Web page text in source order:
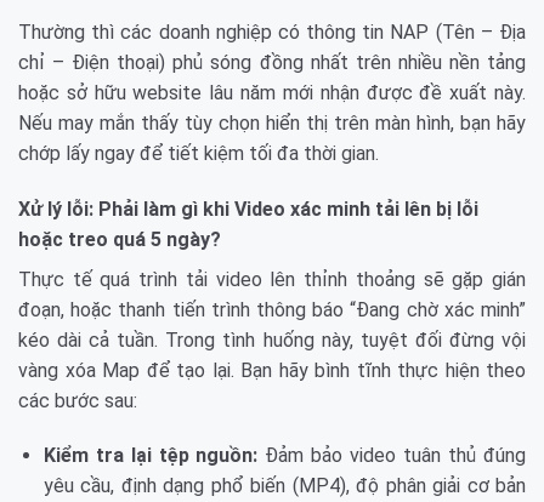
Thường thì các doanh nghiệp có thông tin NAP (Tên – Địa
chỉ – Điện thoại) phủ sóng đồng nhất trên nhiều nền tảng
hoặc sở hữu website lâu năm mới nhận được đề xuất này.
Nếu may mắn thấy tùy chọn hiển thị trên màn hình, bạn hãy
chớp lấy ngay để tiết kiệm tối đa thời gian.
Xử lý lỗi: Phải làm gì khi Video xác minh tải lên bị lỗi
hoặc treo quá 5 ngày?
Thực tế quá trình tải video lên thỉnh thoảng sẽ gặp gián
đoạn, hoặc thanh tiến trình thông báo “Đang chờ xác minh”
kéo dài cả tuần. Trong tình huống này, tuyệt đối đừng vội
vàng xóa Map để tạo lại. Bạn hãy bình tĩnh thực hiện theo
các bước sau:
Kiểm tra lại tệp nguồn: Đảm bảo video tuân thủ đúng
yêu cầu, định dạng phổ biến (MP4), độ phân giải cơ bản